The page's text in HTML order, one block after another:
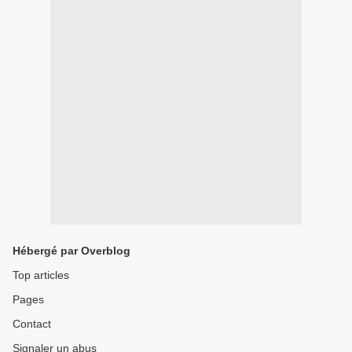
Hébergé par Overblog
Top articles
Pages
Contact
Signaler un abus